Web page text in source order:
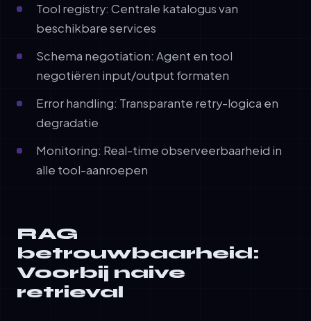
Tool registry: Centrale katalogus van
beschikbare services
Schema negotiation: Agent en tool
negotiëren input/output formaten
Error handling: Transparante retry-logica en
degradatie
Monitoring: Real-time observeerbaarheid in
alle tool-aanroepen
RAG
betrouwbaarheid:
Voorbij naive
retrieval